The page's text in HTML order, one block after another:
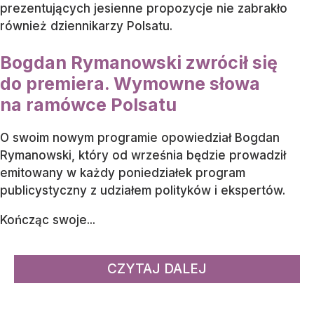
prezentujących jesienne propozycje nie zabrakło
również dziennikarzy Polsatu.
Bogdan Rymanowski zwrócił się
do premiera. Wymowne słowa
na ramówce Polsatu
O swoim nowym programie opowiedział Bogdan
Rymanowski, który od września będzie prowadził
emitowany w każdy poniedziałek program
publicystyczny z udziałem polityków i ekspertów.
Kończąc swoje...
CZYTAJ DALEJ